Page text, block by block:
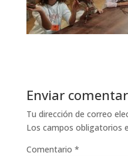
Enviar
Tu dirección de correo
Los campos obligatorios
Comentario *